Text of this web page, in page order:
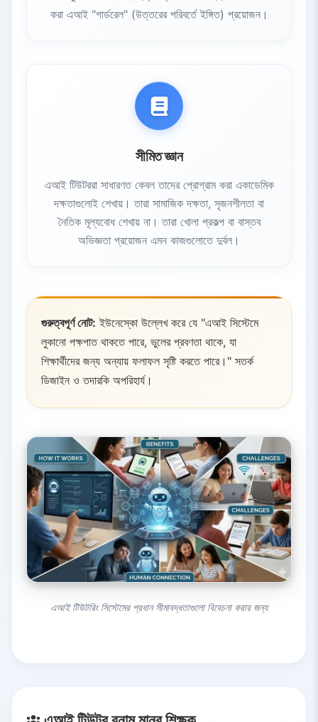
করা এআই "গার্ডরেল" (উত্তরের পরিবর্তে ইঙ্গিত) প্রয়োজন।
সীমিত জ্ঞান
এআই টিউটররা সাধারণত কেবল তাদের প্রোগ্রাম করা একাডেমিক
দক্ষতাগুলোই শেখায়। তারা সামাজিক দক্ষতা, সৃজনশীলতা বা
নৈতিক মূল্যবোধ শেখায় না। তারা খোলা প্রকল্প বা বাস্তব
অভিজ্ঞতা প্রয়োজন এমন কাজগুলোতে দুর্বল।
গুরুত্বপূর্ণ নোট: ইউনেস্কো উল্লেখ করে যে "এআই সিস্টেমে
লুকানো পক্ষপাত থাকতে পারে, ভুলের প্রবণতা থাকে, যা
শিক্ষার্থীদের জন্য অন্যায় ফলাফল সৃষ্টি করতে পারে।" সতর্ক
ডিজাইন ও তদারকি অপরিহার্য।
এআই টিউটরিং সিস্টেমের প্রধান সীমাবদ্ধতাগুলো বিবেচনা করার জন্য